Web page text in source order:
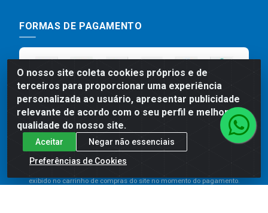
O nosso site coleta cookies próprios e de
terceiros para proporcionar uma experiência
personalizada ao usuário, apresentar publicidade
relevante de acordo com o seu perfil e melhorar a
qualidade do nosso site.
Aceitar
Negar não essenciais
Preferências de Cookies
FORMAS DE PAGAMENTO
Preços, promoções, condições de pagamento e frete são válidos
para compras realizadas exclusivamente pelo site. Caso haja
exibido no carrinho de compras do site no momento do pagamento.